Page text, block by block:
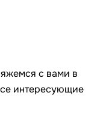
с вами в
интересующие